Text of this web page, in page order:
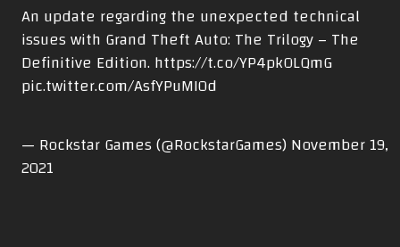
An update regarding the unexpected technical
issues with Grand Theft Auto: The Trilogy – The
Definitive Edition. https://t.co/YP4pkOLQmG
pic.twitter.com/AsfYPuMI0d
— Rockstar Games (@RockstarGames)November 19,
2021